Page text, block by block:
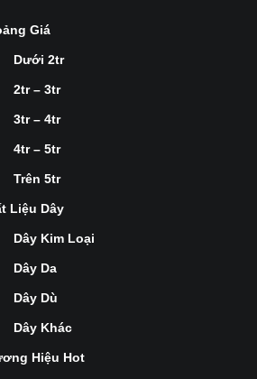
Giá
Dưới 2tr
2tr – 3tr
3tr – 4tr
4tr – 5tr
Trên 5tr
Liệu Dây
Dây Kim Loại
Dây Da
Dây Dù
Dây Khác
Hiệu Hot